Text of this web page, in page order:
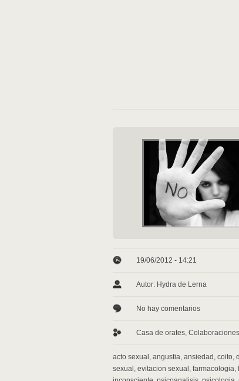
19/06/2012 - 14:21
Autor: Hydra de Lerna
No hay comentarios
Casa de orates, Colaboraciones
acto sexual , angustia, ansiedad , coito,
sexual , evitacion sexual , farmacologia,